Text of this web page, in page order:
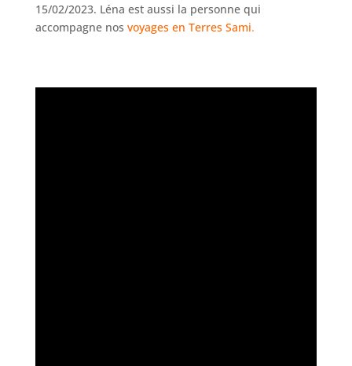
15/02/2023. Léna est aussi la personne qui
accompagne nos voyages en Terres Sami.